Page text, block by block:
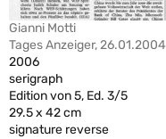
Gianni Motti
Tages Anzeiger, 26.01.2004
2006
serigraph
Edition von 5, Ed. 3/5
29.5 x 42 cm
signature reverse